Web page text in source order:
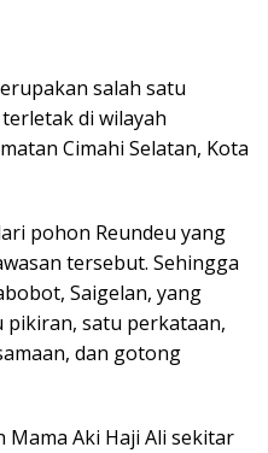
salah satu
di wilayah
Cimahi Selatan, Kota
pohon Reundeu yang
tersebut. Sehingga
Saigelan, yang
satu perkataan,
dan gotong
Aki Haji Ali sekitar